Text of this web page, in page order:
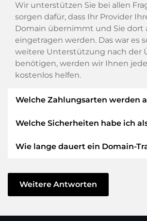
Wir unterstützen Sie bei allen
sorgen dafür, dass Ihr Provider
Domain übernimmt und Sie dort
eingetragen werden. Das war es
weitere Unterstützung nach der
benötigen, werden wir Ihnen
kostenlos helfen.
Welche Zahlungsarten werden
Wir verwenden SEPA als
verfügbare Zahlungsarten wie:
lokale Anbieter.
Welche Sicherheiten habe ich
Wir garantieren Ihnen als Käufer
unserem Namen:
Die ELITEDOMAINS GmbH tritt
Sie erhalten IhrGeld zurück,
Wie lange dauert ein Domain-
Der Domain-Transfer zu einem
erfolgt durch automatisierte
geschieht in Echtzeit. Sofern Sie
Ihrem Provider auftreten, ist alles
Weitere Antworten